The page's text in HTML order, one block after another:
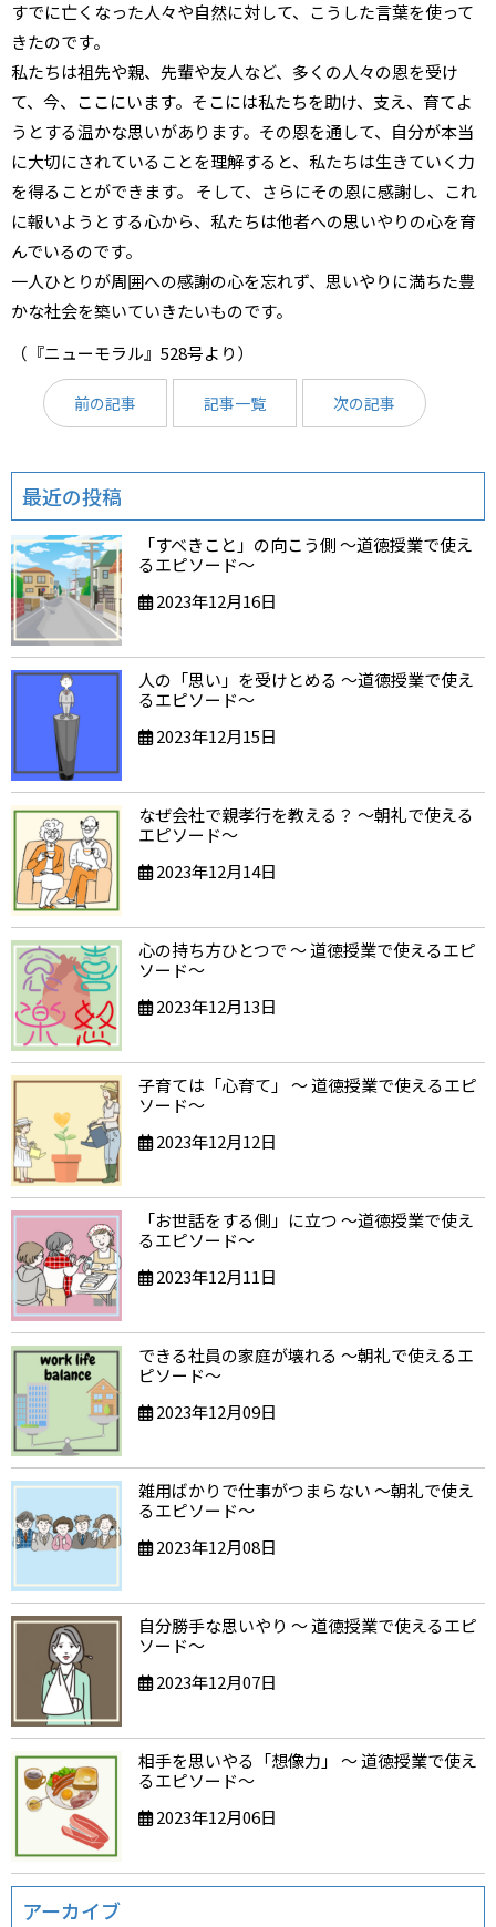
すでに亡くなった人々や自然に対して、こうした言葉を使って
きたのです。
私たちは祖先や親、先輩や友人など、多くの人々の恩を受け
て、今、ここにいます。そこには私たちを助け、支え、育てよ
うとする温かな思いがあります。その恩を通して、自分が本当
に大切にされていることを理解すると、私たちは生きていく力
を得ることができます。 そして、さらにその恩に感謝し、これ
に報いようとする心から、私たちは他者への思いやりの心を育
んでいるのです。
一人ひとりが周囲への感謝の心を忘れず、思いやりに満ちた豊
かな社会を築いていきたいものです。
（『ニューモラル』528号より）
前の記事 記事一覧 次の記事
最近の投稿
「すべきこと」の向こう側 ～道徳授業で使え
るエピソード～
2023年12月16日
人の「思い」を受けとめる ～道徳授業で使え
るエピソード～
2023年12月15日
なぜ会社で親孝行を教える？ ～朝礼で使える
エピソード～
2023年12月14日
心の持ち方ひとつで ～ 道徳授業で使えるエピ
ソード～
2023年12月13日
子育ては「心育て」 ～ 道徳授業で使えるエピ
ソード～
2023年12月12日
「お世話をする側」に立つ ～道徳授業で使え
るエピソード～
2023年12月11日
できる社員の家庭が壊れる ～朝礼で使えるエ
ピソード～
2023年12月09日
雑用ばかりで仕事がつまらない ～朝礼で使え
るエピソード～
2023年12月08日
自分勝手な思いやり ～ 道徳授業で使えるエピ
ソード～
2023年12月07日
相手を思いやる「想像力」 ～ 道徳授業で使え
るエピソード～
2023年12月06日
アーカイブ